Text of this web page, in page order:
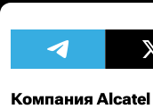
Компания